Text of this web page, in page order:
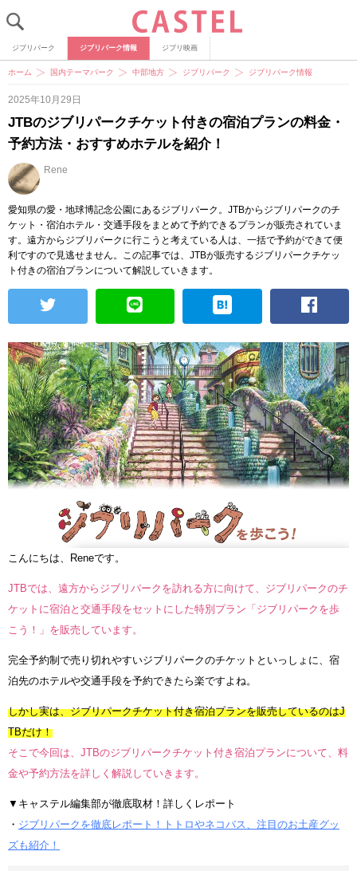
ジブリパーク ジブリパーク情報 ジブリ映画
ホーム 国内テーマパーク 中部地方 ジブリパーク ジブリパーク情報
2025年10月29日
JTBのジブリパークチケット付きの宿泊プランの料金・
予約方法・おすすめホテルを紹介！
Rene
愛知県の愛・地球博記念公園にあるジブリパーク。JTBからジブリパークのチ
ケット・宿泊ホテル・交通手段をまとめて予約できるプランが販売されていま
す。遠方からジブリパークに行こうと考えている人は、一括で予約ができて便
利ですので見逃せません。この記事では、JTBが販売するジブリパークチケッ
ト付きの宿泊プランについて解説していきます。
こんにちは、Reneです。
JTBでは、遠方からジブリパークを訪れる方に向けて、ジブリパークのチ
ケットに宿泊と交通手段をセットにした特別プラン「ジブリパークを歩
こう！」を販売しています。
完全予約制で売り切れやすいジブリパークのチケットといっしょに、宿
泊先のホテルや交通手段を予約できたら楽ですよね。
しかし実は、ジブリパークチケット付き宿泊プランを販売しているのはJ
TBだけ！
そこで今回は、JTBのジブリパークチケット付き宿泊プランについて、料
金や予約方法を詳しく解説していきます。
▼キャステル編集部が徹底取材！詳しくレポート
・ ジブリパークを徹底レポート！トトロやネコバス、注目のお土産グッ
ズも紹介！